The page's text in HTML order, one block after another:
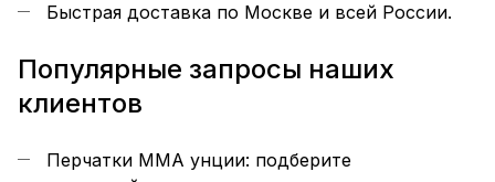
Быстрая доставка по Москве и всей России.
Популярные запросы наших
клиентов
Перчатки MMA унции: подберите